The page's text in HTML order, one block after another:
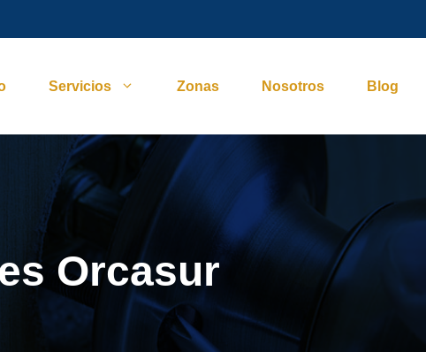
Servicios Zonas Nosotros Blog
Orcasur